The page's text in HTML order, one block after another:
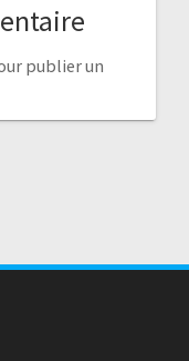
publier un